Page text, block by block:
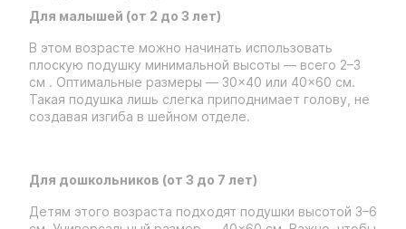
Для малышей (от 2 до 3 лет)
В этом возрасте можно начинать использовать
плоскую подушку минимальной высоты — всего 2–3
см . Оптимальные размеры — 30×40 или 40×60 см.
Такая подушка лишь слегка приподнимает голову, не
создавая изгиба в шейном отделе.
Для дошкольников (от 3 до 7 лет)
Детям этого возраста подходят подушки высотой 3–6